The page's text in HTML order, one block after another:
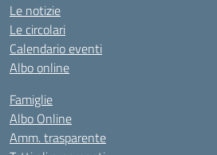
Le notizie
Le circolari
Calendario eventi
Albo online
Famiglie
Albo Online
Amm. trasparente